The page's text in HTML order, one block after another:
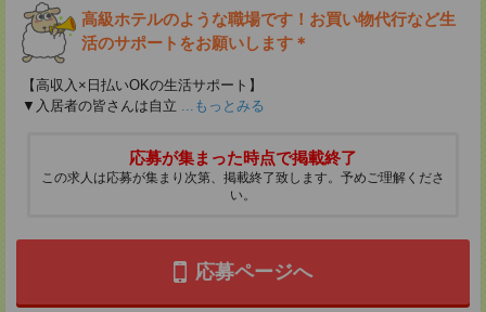
高級ホテルのような職場です！お買い物代行など生
活のサポートをお願いします＊
【高収入×日払いOKの生活サポート】
▼入居者の皆さんは自立 ...もっとみる
応募が集まった時点で掲載終了
この求人は応募が集まり次第、掲載終了致します。予めご理解くださ
い。
応募ページへ